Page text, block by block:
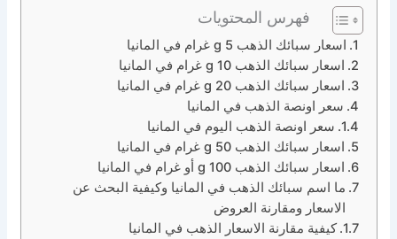
فهرس المحتويات
اسعار سبائك الذهب 5 g غرام في المانيا
اسعار سبائك الذهب 10 g غرام في المانيا
اسعار سبائك الذهب 20 g غرام في المانيا
سعر اونصة الذهب في المانيا
سعر اونصة الذهب اليوم في المانيا
اسعار سبائك الذهب 50 g غرام في المانيا
اسعار سبائك الذهب 100 g أو غرام في المانيا
ما اسم سبائك الذهب في المانيا وكيفية البحث عن
الاسعار ومقارنة العروض
كيفية مقارنة الاسعار الذهب في المانيا